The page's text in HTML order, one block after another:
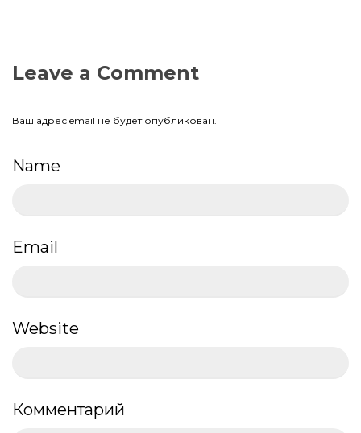
Leave a Comment
Ваш адрес email не будет опубликован.
Name
Email
Website
Комментарий